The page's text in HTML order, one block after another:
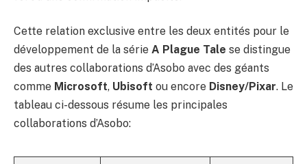
Cette relation exclusive entre les deux entités pour le
développement de la série A Plague Tale se distingue
des autres collaborations d’Asobo avec des géants
comme Microsoft, Ubisoft ou encore Disney/Pixar. Le
tableau ci-dessous résume les principales
collaborations d’Asobo: